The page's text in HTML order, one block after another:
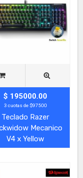
$ 195000.00
3 cuotas de $97500
Teclado Razer
Mecanico
V4 x Yellow